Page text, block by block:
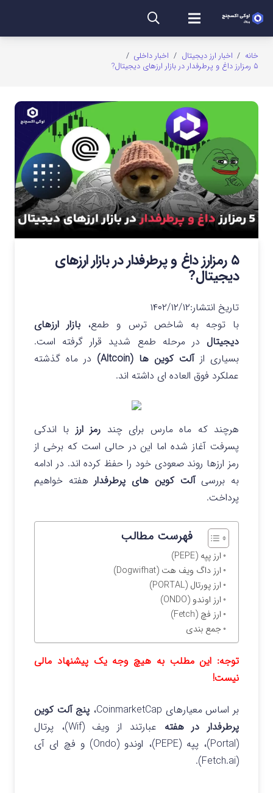
خانه / اخبار ارز دیجیتال / اخبار داخلی /
۵ رمزارز داغ و پرطرفدار در بازار ارزهای دیجیتال?
۵ رمزارز داغ و پرطرفدار در بازار ارزهای
دیجیتال?
تاریخ انتشار:۱۴۰۲/۱۲/۱۲
با توجه به شاخص ترس و طمع، بازار ارزهای
دیجیتال در مرحله طمع شدید قرار گرفته است.
بسیاری ازآلت کوین ها (Altcoin)
در ماه گذشته
عملکرد فوق العاده ای داشته اند.
هرچند که ماه مارس برای چند رمز ارز با اندکی
پسرفت آغاز شده اما این در حالی است که برخی از
رمز ارزها روند صعودی خود را حفظ کرده اند. در ادامه
به بررسیآلت کوین های پرطرفدار هفته خواهیم
پرداخت.
فهرست مطالب
ارز پپه (PEPE)
ارز داگ ویف هت (Dogwifhat)
ارز پورتال (PORTAL)
ارز اوندو (ONDO)
ارز فچ (Fetch)
جمع بندی
توجه: این مطلب به هیچ وجه یک پیشنهاد مالی
نیست!
بر اساس معیارهای CoinmarketCap،
پنج آلت کوین
پرطرفدار در هفته
عبارتند از ویف (Wif)، پرتال
(Portal)، پپه (PEPE)، اوندو (Ondo) و فچ ای آی
(Fetch.ai).